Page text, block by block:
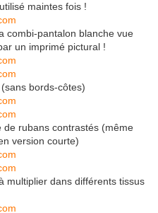
maintes fois !
combi-pantalon blanche vue
un imprimé pictural !
bords-côtes)
de rubans contrastés (même
version courte)
multiplier dans différents tissus